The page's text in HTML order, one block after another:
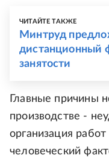
ЧИТАЙТЕ ТАКЖЕ
Минтруд
дистанционный
занятости
Главные причины
производстве -
организация
человеческий